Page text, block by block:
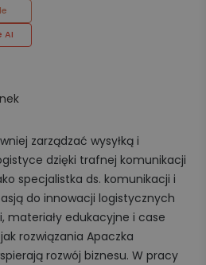
AI
zarządzać wysyłką i
dzięki trafnej komunikacji
specjalistka ds. komunikacji i
do innowacji logistycznych
materiały edukacyjne i case
rozwiązania Apaczka
rozwój biznesu. W pracy